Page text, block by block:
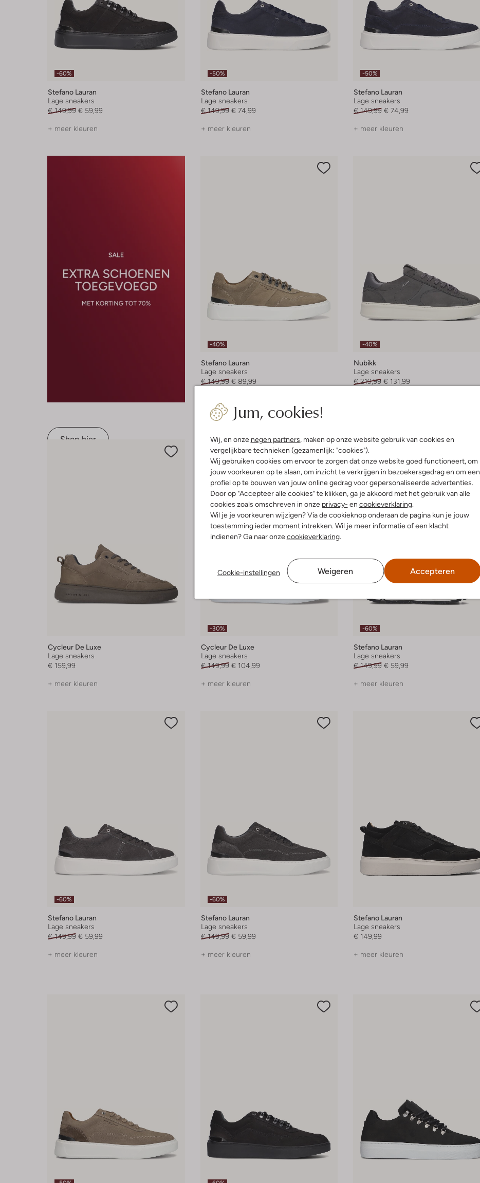
Jum, cookies!
Wij, en onze negen partners, maken op onze website gebruik van cookies en
vergelijkbare technieken (gezamenlijk: "cookies").
Wij gebruiken cookies om ervoor te zorgen dat onze website goed functioneert, om
jouw voorkeuren op te slaan, om inzicht te verkrijgen in bezoekersgedrag en om een
profiel op te bouwen van jouw online gedrag voor gepersonaliseerde advertenties.
Door op "Accepteer alle cookies" te klikken, ga je akkoord met het gebruik van alle
cookies zoals omschreven in onze privacy- en cookieverklaring.
Wil je je voorkeuren wijzigen? Via de cookieknop onderaan de pagina kun je jouw
toestemming ieder moment intrekken. Wil je meer informatie of een klacht
indienen? Ga naar onzecookieverklaring.
Cookie-instellingen Weigeren Accepteren
-60%
Stefano Lauran
Lage sneakers
€ 149,99 € 59,99
+ meer kleuren
-50%
Stefano Lauran
Lage sneakers
€ 149,99 € 74,99
+ meer kleuren
-50%
Stefano Lauran
Lage sneakers
€ 149,99 € 74,99
+ meer kleuren
Shop hier
-40%
Stefano Lauran
Lage sneakers
€ 149,99 € 89,99
-40%
Nubikk
Lage sneakers
€ 219,99 € 131,99
Cycleur De Luxe
Lage sneakers
€ 159,99
+ meer kleuren
-30%
Cycleur De Luxe
Lage sneakers
€ 149,99 € 104,99
+ meer kleuren
-60%
Stefano Lauran
Lage sneakers
€ 149,99 € 59,99
+ meer kleuren
-60%
Stefano Lauran
Lage sneakers
€ 149,99 € 59,99
+ meer kleuren
-60%
Stefano Lauran
Lage sneakers
€ 149,99 € 59,99
+ meer kleuren
Stefano Lauran
Lage sneakers
€ 149,99
+ meer kleuren